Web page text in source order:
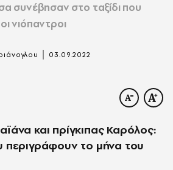
συνέβησαν στο ταξίδι που
νιόπαντροι
03.09.2022
και πρίγκιπας Καρόλος:
περιγράφουν το μήνα του